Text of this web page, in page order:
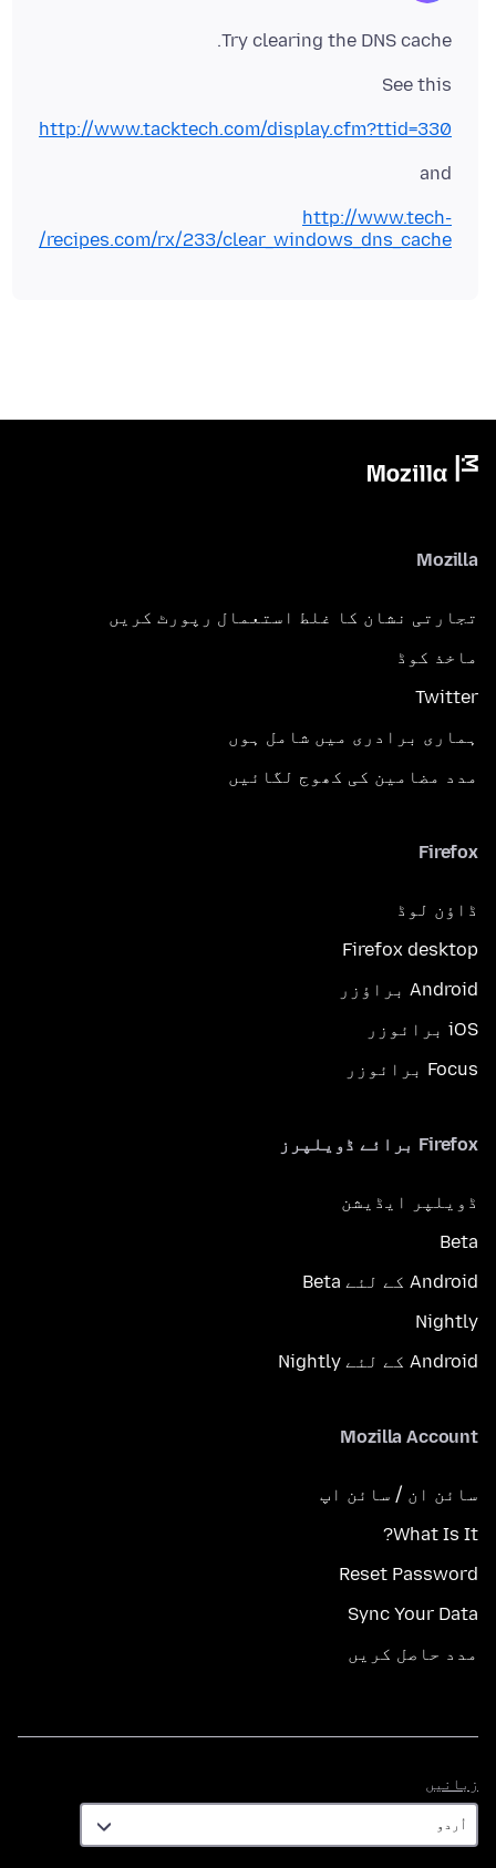
Try clearing the DNS cache.
See this
http://www.tacktech.com/display.cfm?ttid=330
and
http://www.tech-
recipes.com/rx/233/clear_windows_dns_cache/
Mozilla
تجارتی نشان کا غلط استعمال رپورٹ کریں
ماخذ کوڈ
Twitter
ہماری برادری میں شامل ہوں
مدد مضامین کی کھوج لگائیں
Firefox
ڈاؤن لوڈ
Firefox desktop
Android براؤزر
iOS برائوزر
Focus برائوزر
Firefox برائے ڈویلپرز
ڈویلپر ایڈیشن
Beta
Android کے لئے Beta
Nightly
Android کے لئے Nightly
Mozilla Account
سائن ان / سائن اپ
What Is It?
Reset Password
Sync Your Data
مدد حاصل کریں
زبانیں